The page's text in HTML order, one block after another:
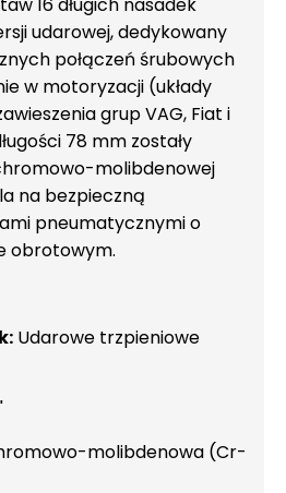
udarowej, dedykowany
połączeń śrubowych
w motoryzacji (układy
grup VAG, Fiat i
78 mm zostały
molibdenowej
na bezpieczną
pneumatycznymi o
obrotowym.
Udarowe trzpieniowe
molibdenowa (Cr-